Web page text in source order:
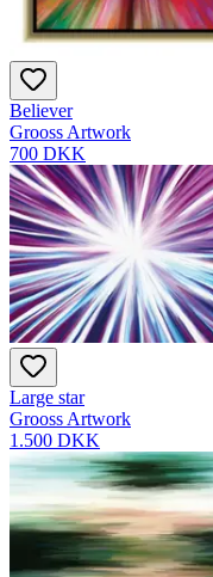
Believer
Grooss Artwork
700 DKK
Large star
Grooss Artwork
1.500 DKK